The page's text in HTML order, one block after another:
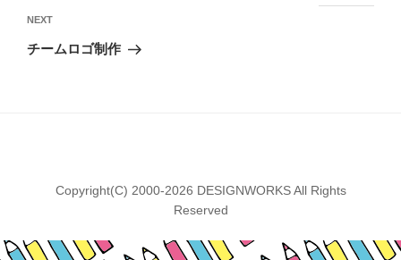
ビ
ゲ
Next
NEXT
チームロゴ制作
Copyright(C) 2000-2026 DESIGNWORKS All Rights
Reserved